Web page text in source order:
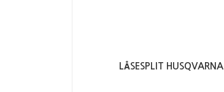
LÅSESPLIT HUSQVARNA